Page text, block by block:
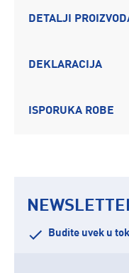
DETALJI
DEKLARACIJA
ISPORUKA ROBE
Budite uvek u